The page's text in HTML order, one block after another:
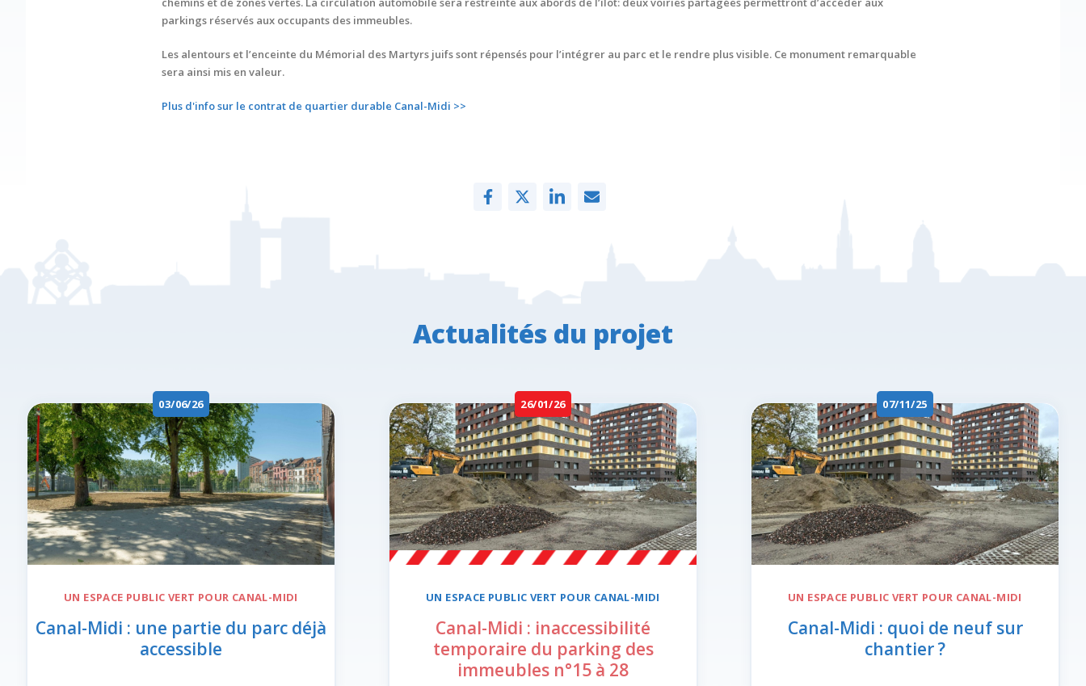
parkings réservés aux occupants des immeubles.
Les alentours et l’enceinte du Mémorial des Martyrs juifs sont répensés pour l’intégrer au parc et le rendre plus visible. Ce monument remarquable
sera ainsi mis en valeur.
Plus d'info sur le contrat de quartier durable Canal-Midi >>
Actualités du projet
03/06/26
UN ESPACE PUBLIC VERT POUR CANAL-MIDI
Canal-Midi : une partie du parc déjà
accessible
26/01/26
UN ESPACE PUBLIC VERT POUR CANAL-MIDI
Canal-Midi : inaccessibilité
temporaire du parking des
immeubles n°15 à 28
07/11/25
UN ESPACE PUBLIC VERT POUR CANAL-MIDI
Canal-Midi : quoi de neuf sur
chantier ?